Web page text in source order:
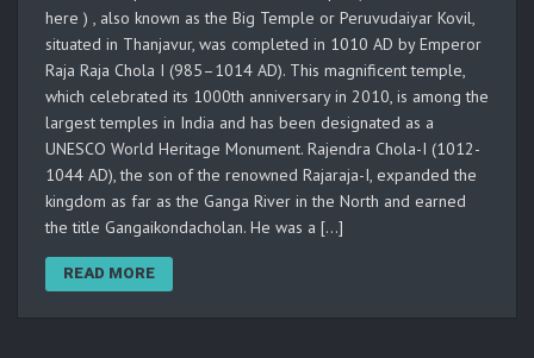
here ) , also known as the Big Temple or Peruvudaiyar Kovil,
situated in Thanjavur, was completed in 1010 AD by Emperor
Raja Raja Chola I (985–1014 AD). This magnificent temple,
which celebrated its 1000th anniversary in 2010, is among the
largest temples in India and has been designated as a
UNESCO World Heritage Monument. Rajendra Chola-I (1012-
1044 AD), the son of the renowned Rajaraja-I, expanded the
kingdom as far as the Ganga River in the North and earned
the title Gangaikondacholan. He was a […]
READ MORE